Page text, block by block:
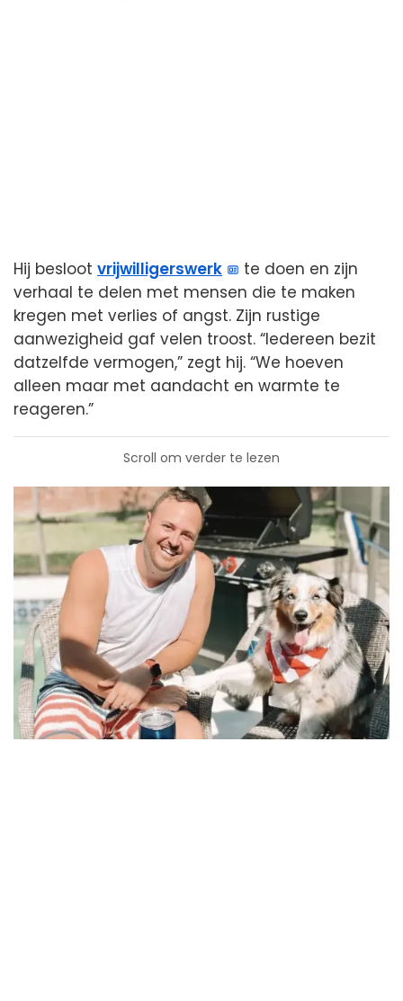
Hij besloot vrijwilligerswerk
te doen en zijn
verhaal te delen met mensen die te maken
kregen met verlies of angst. Zijn rustige
aanwezigheid gaf velen troost. “Iedereen bezit
datzelfde vermogen,” zegt hij. “We hoeven
alleen maar met aandacht en warmte te
reageren.”
Scroll om verder te lezen